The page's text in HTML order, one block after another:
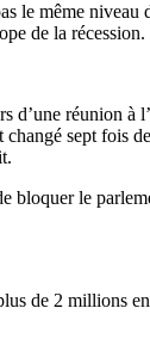
même niveau
de la récession.
d’une réunion
sept fois
le
de 2 millions